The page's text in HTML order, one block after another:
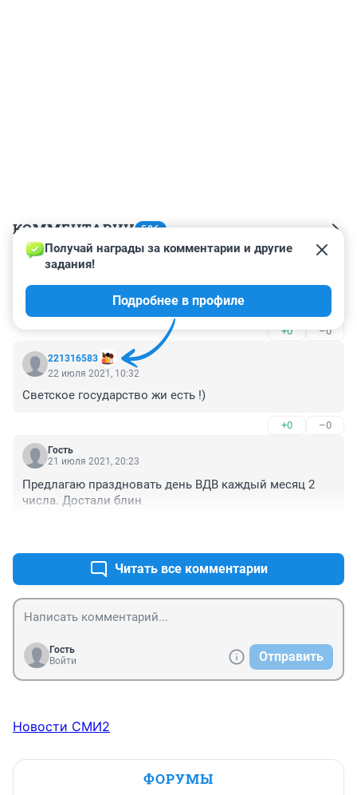
КОММЕНТАРИИ 586
Гость
+0 –0
221316583
Получай награды за комментарии и другие
задания!
Подробнее в профиле
22 июля 2021, 10:32
Светское государство жи есть !)
+0 –0
Гость
21 июля 2021, 20:23
Предлагаю праздновать день ВДВ каждый месяц 2
числа. Достали блин
Читать все комментарии
Гость
Войти
Отправить
Новости СМИ2
ФОРУМЫ